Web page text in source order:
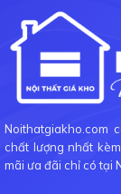
Noithatgiakho.com
chất lượng nhất
mãi ưa đãi chỉ có tại